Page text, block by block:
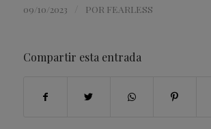
09/10/2023 POR FEARLESS
Compartir esta entrada